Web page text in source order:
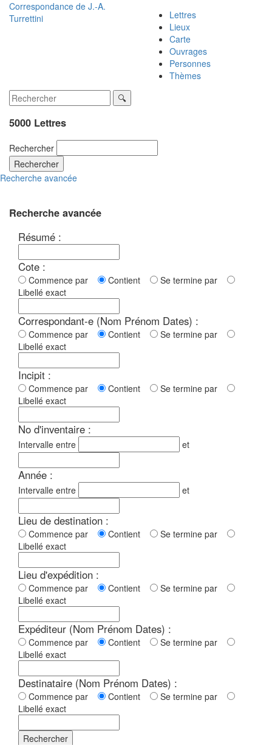
Correspondance de J.-A.
Turrettini
Lettres
Lieux
Carte
Ouvrages
Personnes
Thèmes
5000 Lettres
Rechercher
Rechercher
Recherche avancée
Recherche avancée
Résumé :
Cote :
Commence par Contient
Se termine par
Libellé exact
Correspondant-e (Nom Prénom Dates) :
Commence par Contient
Se termine par
Libellé exact
Incipit :
Commence par Contient
Se termine par
Libellé exact
No d'inventaire :
Intervalle entre et
Année :
Intervalle entre et
Lieu de destination :
Commence par Contient
Se termine par
Libellé exact
Lieu d'expédition :
Commence par Contient
Se termine par
Libellé exact
Expéditeur (Nom Prénom Dates) :
Commence par Contient
Se termine par
Libellé exact
Destinataire (Nom Prénom Dates) :
Commence par Contient
Se termine par
Libellé exact
Rechercher